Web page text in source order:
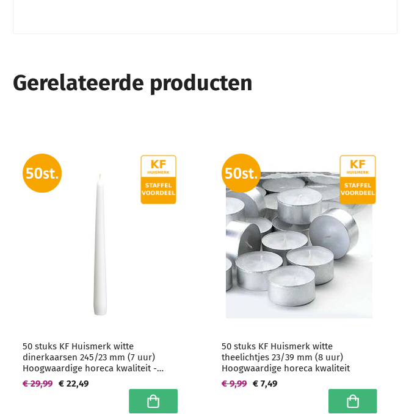
Gerelateerde producten
50 stuks KF Huismerk witte
dinerkaarsen 245/23 mm (7 uur)
Hoogwaardige horeca kwaliteit -
grootverpakking
€ 22,49
€ 29,99
In winkelwagen
50 stuks KF Huismerk witte
theelichtjes 23/39 mm (8 uur)
Hoogwaardige horeca kwaliteit
€ 7,49
€ 9,99
In winkelwagen